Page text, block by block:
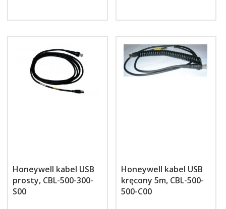
Honeywell kabel USB
prosty, CBL-500-300-
S00
Honeywell kabel USB
kręcony 5m, CBL-500-
500-C00